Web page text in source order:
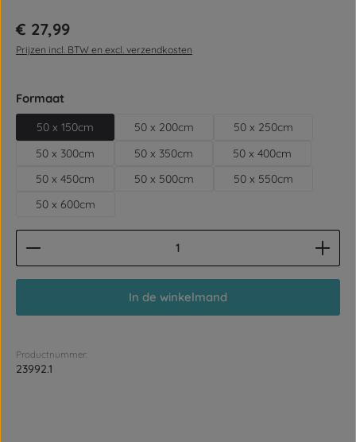
Normale prijs:
€ 27,99
Prijzen incl. BTW en excl. verzendkosten
Selecteer
Formaat
50 x 150cm 50 x 200cm
50 x 250cm
50 x 300cm
50 x 350cm
50 x 400cm
50 x 450cm
50 x 500cm
50 x 550cm
50 x 600cm
Producthoeveelheid: Voer de gewenste
In de winkelmand
Productnummer:
23992.1